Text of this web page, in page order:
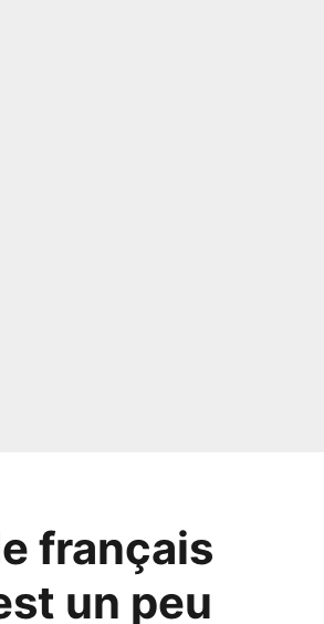
français
un peu